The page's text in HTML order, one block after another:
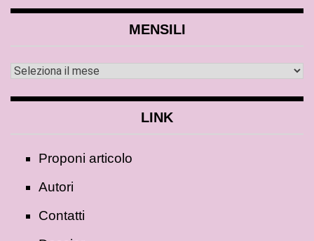
MENSILI
LINK
Proponi articolo
Autori
Contatti